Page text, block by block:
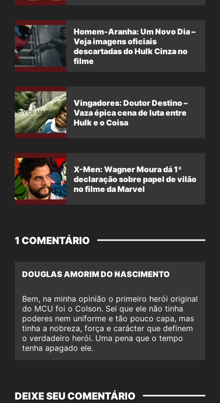
Homem-Aranha: Um Novo Dia –
Veja imagens oficiais
descartadas do Hulk Cinza no
filme
Vingadores: Doutor Destino –
Vaza épica cena de luta entre
Hulk e o Coisa
X-Men: Wagner Moura dá 1ª
declaração sobre papel de vilão
no filme da Marvel
1 COMENTÁRIO
DOUGLAS AMORIM DO NASCIMENTO
Bem, na minha opinião o primeiro herói original
do MCU foi o Colson. Sei que ele não tinha
poderes nem uniforme e tão pouco capa, mas
tinha a nobreza, força e carácter que definem
o verdadeiro herói. Uma pena que o tempo
tenha apagado ele.
DEIXE SEU COMENTÁRIO